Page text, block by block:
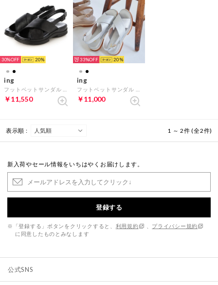
30% 20
ing
￥11,550
33% 20
ing
￥11,000
表示順 : 1 ～ 2件 (全2件)
新入荷やセール情報をいちはやくお届けします。
登録する
※「登録する」ボタンをクリックすると、 利用規約
プライバシー規約
に同意したものとみなします
公式SNS